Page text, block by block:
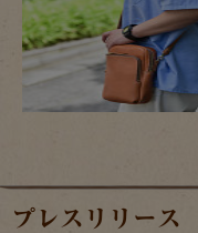
プレスリリース